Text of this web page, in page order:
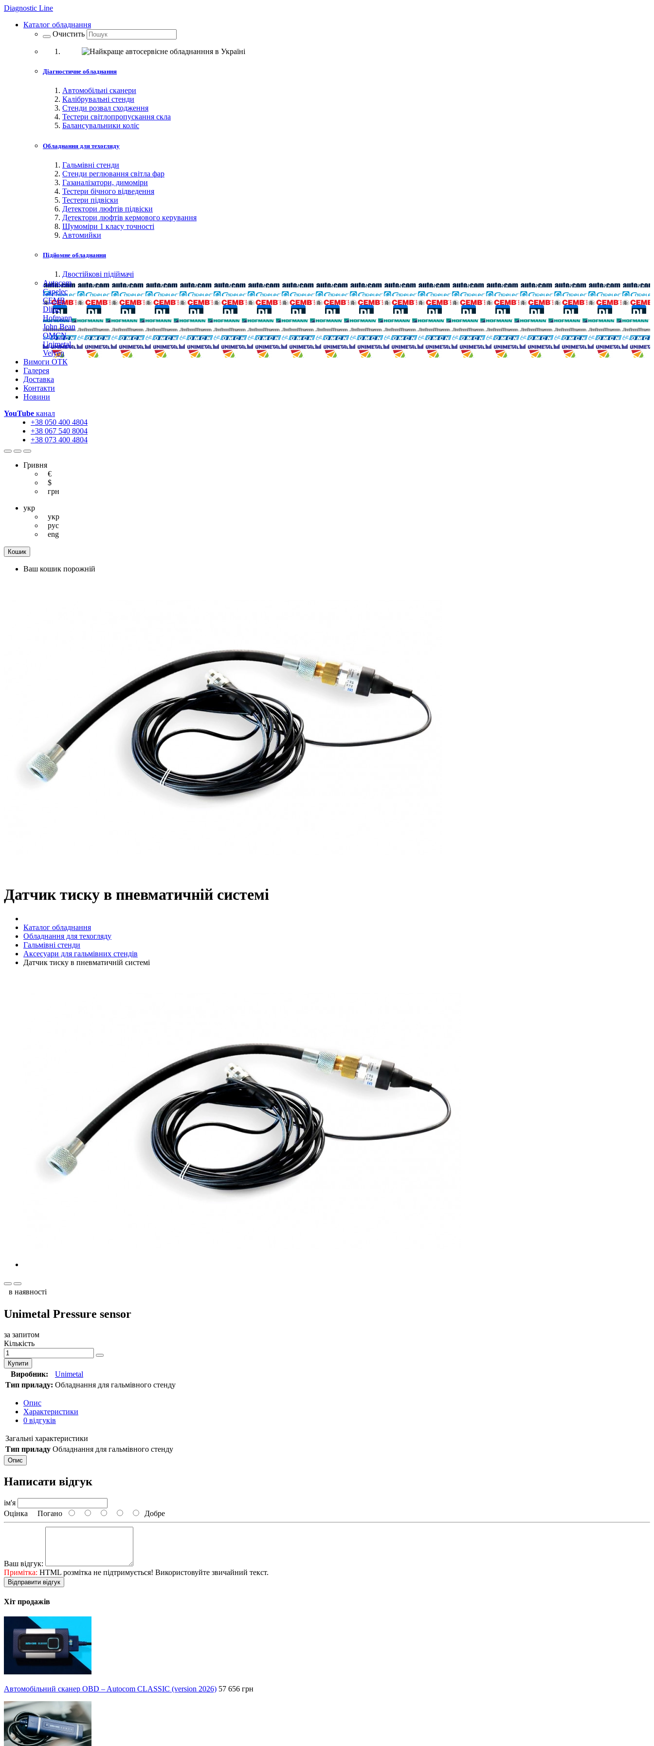
Diagnostic Line
Каталог обладнання
Очистить
Діагностичне обладнання
Автомобільні сканери
Калібрувальні стенди
Стенди розвал сходження
Тестери світлопропускання скла
Балансувальники коліс
Обладнання для техогляду
Гальмівні стенди
Стенди реглювання світла фар
Газаналізатори, димоміри
Тестери бічного відведення
Тестери підвіски
Детектори люфтів підвіски
Детектори люфтів кермового керування
Шумоміри 1 класу точності
Автомийки
Підйомне обладнання
Двостійкові підіймачі
Autocom
Capelec
CEMB
Dline
Hofmann
John Bean
OMCN
Unimetal
Velyen
Вимоги ОТК
Галерея
Доставка
Контакти
Новини
YouTube канал
+38 050 400 4804
+38 067 540 8004
+38 073 400 4804
Гривня
€
$
грн
укр
укр
рус
eng
Кошик
Ваш кошик порожній
Датчик тиску в пневматичній системі
Каталог обладнання
Обладнання для техогляду
Гальмівні стенди
Аксесуари для гальмівних стендів
Датчик тиску в пневматичній системі
в наявності
Unimetal Pressure sensor
за запитом
Кількість
Купити
Виробник:
Unimetal
Тип приладу: Обладнання для гальмівного стенду
Опис
Характеристики
0 відгуків
Загальні характеристики
Тип приладу Обладнання для гальмівного стенду
Опис
Написати відгук
ім'я
Оцінка Погано Добре
Ваш відгук:
Примітка: HTML розмітка не підтримується! Використовуйте звичайний текст.
Відправити відгук
Хіт продажів
Автомобільний сканер OBD – Autocom CLASSIC (version 2026) 57 656 грн